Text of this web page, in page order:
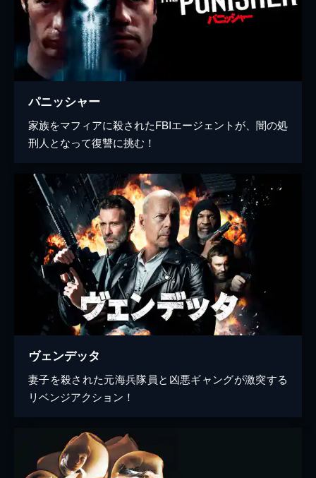
パニッシャー
家族をマフィアに殺されたFBIエージェントが、闇の処
刑人となって復讐に挑む！
ヴェンデッタ
妻子を殺された元海兵隊員と凶悪ギャングが激突する
リベンジアクション！